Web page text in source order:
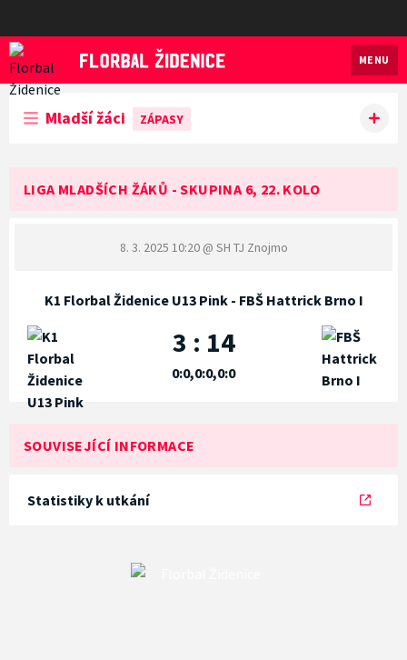
Florbal Židenice
MENU
Mladší žáci ZÁPASY
LIGA MLADŠÍCH ŽÁKŮ - SKUPINA 6, 22. KOLO
8. 3. 2025 10:20@ SH TJ Znojmo
K1 Florbal Židenice U13 Pink - FBŠ Hattrick Brno I
3 : 14
0:0,0:0,0:0
SOUVISEJÍCÍ INFORMACE
Statistiky k utkání